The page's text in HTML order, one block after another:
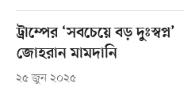
ট্রাম্পের ‘সবচেয়ে বড় দুঃস্বপ্ন’
জোহরান মামদানি
২৫ জুন ২০২৫